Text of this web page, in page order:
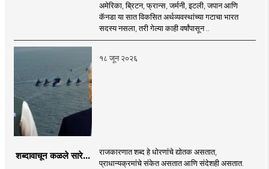
अमेरिका, ब्रिटन, फ्रान्स, जर्मनी, इटली, जपान आणि
कॅनडा या सात विकसित अर्थव्यवस्थांच्या गटाचा भारत
सदस्य नसला, तरी गेल्या काही वर्षांपासून ..
१८ जून २०२६
शब्दावाचून कळले सारे...
राजकारणात शब्द हे धोरणांचे द्योतक असतात,
प्राधान्यक्रमांचे संकेत असतात आणि संदेशही असतात.